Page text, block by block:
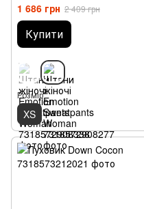
1 686 грн 2 409 грн
Купити
Розмір
XS